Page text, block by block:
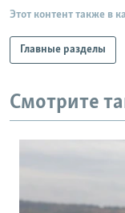
Все сайты РСЕ/
Этот контент также в
Главные разделы
Смотрите